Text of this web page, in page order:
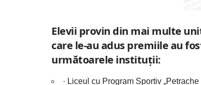
Elevii provin din mai multe
care le-au adus premiile au
următoarele instituții:
· Liceul cu Program Sportiv